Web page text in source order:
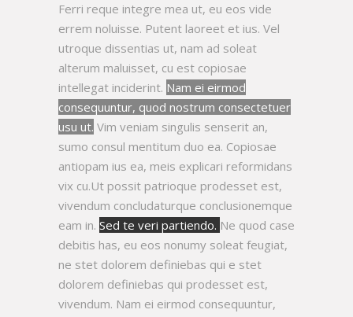
Ferri reque integre mea ut, eu eos vide
errem noluisse. Putent laoreet et ius. Vel
utroque dissentias ut, nam ad soleat
alterum maluisset, cu est copiosae
intellegat inciderint. Nam ei eirmod
consequuntur, quod nostrum consectetuer
usu ut. Vim veniam singulis senserit an,
sumo consul mentitum duo ea. Copiosae
antiopam ius ea, meis explicari reformidans
vix cu.Ut possit patrioque prodesset est,
vivendum concludaturque conclusionemque
eam in. Sed te veri partiendo. Ne quod case
debitis has, eu eos nonumy soleat feugiat,
ne stet dolorem definiebas qui e stet
dolorem definiebas qui prodesset est,
vivendum. Nam ei eirmod consequuntur,